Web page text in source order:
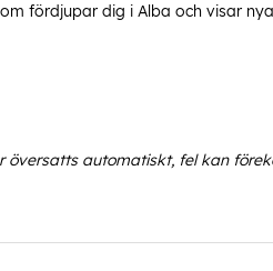
fördjupar dig i Alba och visar
översatts automatiskt, fel kan